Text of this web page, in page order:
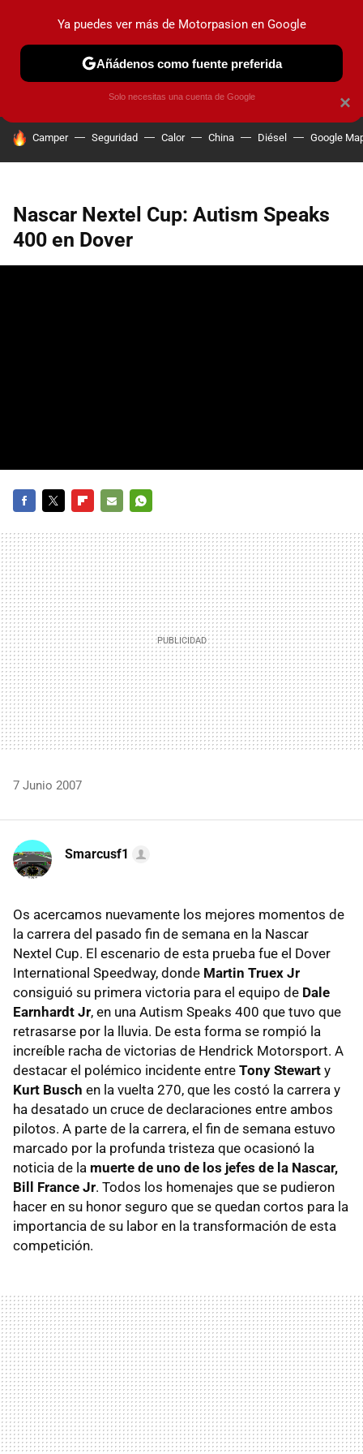
PRUEBAS COCHES ELÉCTRICOS OBSERVATORIO
HOY SE HABLA DE
Camper Seguridad Calor China Diésel Google
Nascar Nextel Cup: Autism Speaks
400 en Dover
MAIL
7 Junio 2007
Smarcusf1
Os acercamos nuevamente los mejores momentos de
la carrera del pasado fin de semana en la Nascar
Nextel Cup. El escenario de esta prueba fue el Dover
International Speedway, donde Martin Truex Jr
consiguió su primera victoria para el equipo de Dale
Earnhardt Jr, en una Autism Speaks 400 que tuvo que
retrasarse por la lluvia. De esta forma se rompió la
increíble racha de victorias de Hendrick Motorsport. A
destacar el polémico incidente entre Tony Stewart y
Kurt Busch en la vuelta 270, que les costó la carrera y
ha desatado un cruce de declaraciones entre ambos
pilotos. A parte de la carrera, el fin de semana estuvo
marcado por la profunda tristeza que ocasionó la
noticia de la muerte de uno de los jefes de la Nascar,
Bill France Jr. Todos los homenajes que se pudieron
hacer en su honor seguro que se quedan cortos para la
importancia de su labor en la transformación de esta
competición.
×
Ya puedes ver más de Motorpasion en Google
Añádenos como fuente preferida
Solo necesitas una cuenta de Google